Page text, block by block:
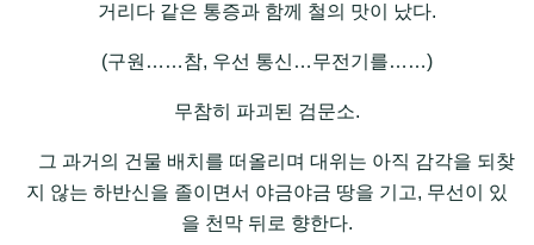
거리다 같은 통증과 함께 철의 맛이 났다.
(구원……참, 우선 통신…무전기를……)
무참히 파괴된 검문소.
그 과거의 건물 배치를 떠올리며 대위는 아직 감각을 되찾
지 않는 하반신을 졸이면서 야금야금 땅을 기고, 무선이 있
을 천막 뒤로 향한다.